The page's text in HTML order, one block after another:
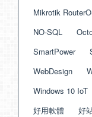
Mikrotik
NO-SQL
SmartPower
WebDesign
Windows 10 IoT
好用軟體
好